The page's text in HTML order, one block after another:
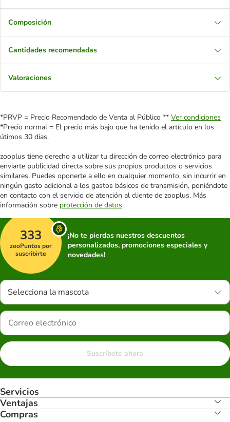
Composición
Cantidades recomendadas
Valoraciones
*PRVP = Precio Recomendado de Venta al Público ** Ver condiciones
*Precio normal = El precio más bajo que ha tenido el artículo en los
útimos 30 días.
zooplus tiene derecho a utilizar tu dirección de correo electrónico para
enviarte publicidad directa sobre sus propios productos o servicios
similares. Puedes oponerte a ello en cualquier momento, sin incurrir en
ningún gasto adicional a los gastos básicos de transmisión, poniéndote
en contacto con el servicio de atención al cliente de zooplus. Más
información sobre protección de datos
333
zooPuntos por
suscribirte
¡No te pierdas nuestros descuentos
personalizados, promociones especiales y
novedades!
Selecciona la mascota
Suscríbete ahora
Servicios
Ventajas
Compras